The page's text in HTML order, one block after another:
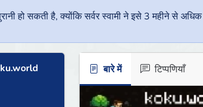
हो सकती है, क्योंकि सर्वर स्वामी ने इसे 3 महीने से
बारे में टिप्पणियाँ